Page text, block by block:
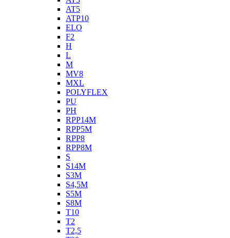
AT5
ATP10
ELO
F2
H
L
M
MV8
MXL
POLYFLEX
PU
PH
RPP14M
RPP5M
RPP8
RPP8M
S
S14M
S3M
S4,5M
S5M
S8M
T10
T2
T2,5